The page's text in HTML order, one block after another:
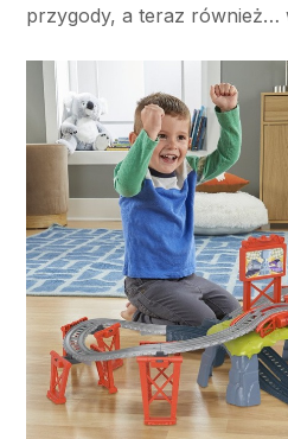
przygody, a teraz również…